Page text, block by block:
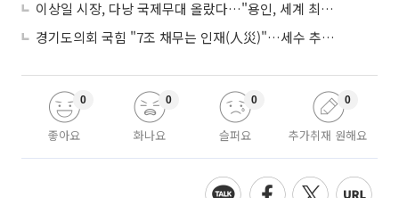
이상일 시장, 다낭 국제무대 올랐다…"용인, 세계 최대 반도체 도시 된다"
경기도의회 국힘 "7조 채무는 인재(人災)"…세수 추계 조작 의혹 제기
좋아요
0
화나요
0
슬퍼요
0
추가취재 원해요
0